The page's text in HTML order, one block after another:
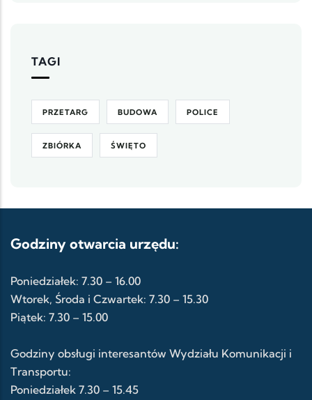
TAGI
PRZETARG BUDOWA POLICE
ZBIÓRKA ŚWIĘTO
Godziny otwarcia urzędu:
Poniedziałek: 7.30 – 16.00
Wtorek, Środa i Czwartek: 7.30 – 15.30
Piątek: 7.30 – 15.00
Godziny obsługi interesantów Wydziału Komunikacji i
Transportu:
Poniedziałek 7.30 – 15.45